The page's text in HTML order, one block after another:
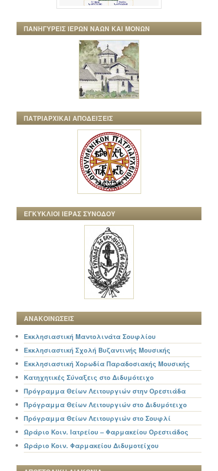
ΠΑΝΗΓΥΡΕΙΣ ΙΕΡΩΝ ΝΑΩΝ ΚΑΙ ΜΟΝΩΝ
ΠΑΤΡΙΑΡΧΙΚΑΙ ΑΠΟΔΕΙΞΕΙΣ
ΕΓΚΥΚΛΙΟΙ ΙΕΡΑΣ ΣΥΝΟΔΟΥ
ΑΝΑΚΟΙΝΩΣΕΙΣ
Εκκλησιαστική Μαντολινάτα Σουφλίου
Εκκλησιαστική Σχολή Βυζαντινής Μουσικής
Εκκλησιαστική Χορωδία Παραδοσιακής Μουσικής
Κατηχητικές Σύναξεις στο Διδυμότειχο
Πρόγραμμα Θείων Λειτουργιών στην Ορεστιάδα
Πρόγραμμα Θείων Λειτουργιών στο Διδυμότειχο
Πρόγραμμα Θείων Λειτουργιών στο Σουφλί
Ωράριο Κοιν. Ιατρείου – Φαρμακείου Ορεστιάδος
Ωράριο Κοιν. Φαρμακείου Διδυμοτείχου